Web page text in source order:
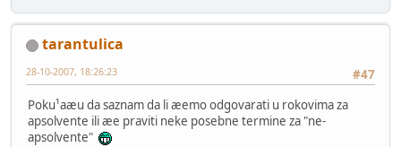
tarantulica
#47
28-10-2007, 18:26:23
Poku¹aæu da saznam da li æemo odgovarati u rokovima za
apsolvente ili æe praviti neke posebne termine za "ne-
apsolvente"